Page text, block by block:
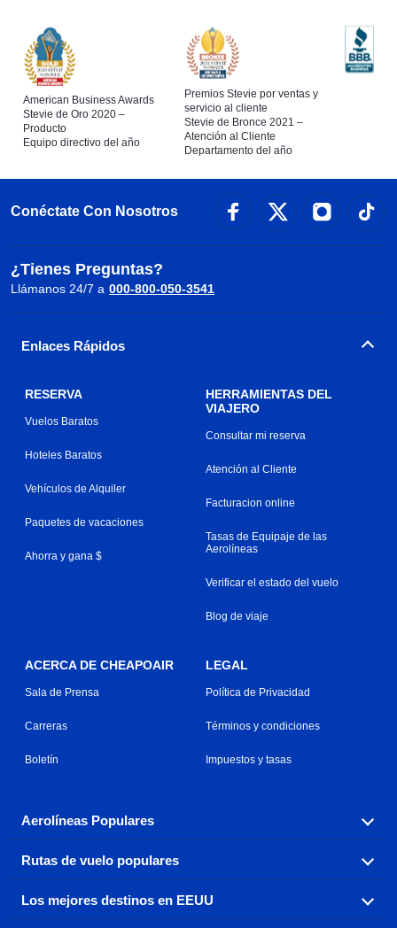
American Business Awards
Stevie de Oro 2020 –
Producto
Equipo directivo del año
Premios Stevie por ventas y
servicio al cliente
Stevie de Bronce 2021 –
Atención al Cliente
Departamento del año
Conéctate Con Nosotros
¿Tienes Preguntas?
Llámanos 24/7 a 000-800-050-3541
Enlaces Rápidos
RESERVA
Vuelos Baratos
Hoteles Baratos
Vehículos de Alquiler
Paquetes de vacaciones
Ahorra y gana $
HERRAMIENTAS DEL
VIAJERO
Consultar mi reserva
Atención al Cliente
Facturacion online
Tasas de Equipaje de las
Aerolíneas
Verificar el estado del vuelo
Blog de viaje
ACERCA DE CHEAPOAIR
Sala de Prensa
Carreras
Boletín
LEGAL
Política de Privacidad
Términos y condiciones
Impuestos y tasas
Aerolíneas Populares
Explora nuestras opciones de tarifas aéreas baratas por
aerolínea, con más de 500 opciones para elegir.
Aeromexico
Rutas de vuelo populares
Reserva una de nuestras rutas de vuelo más populares
con tres sencillos clics.
Los mejores destinos en EEUU